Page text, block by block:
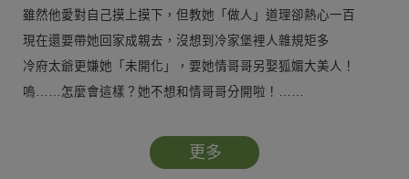
雖然他愛對自己摸上摸下，但教她「做人」道理卻熱心一百
現在還要帶她回家成親去，沒想到冷家堡裡人雜規矩多
冷府太爺更嫌她「未開化」，要她情哥哥另娶狐媚大美人！
嗚……怎麼會這樣？她不想和情哥哥分開啦！……
本著善心，冷辛岩要矯正夏青苗的錯誤觀念
可是，他會不會「污染」這棵青澀小豆苗太過頭啦？
更多